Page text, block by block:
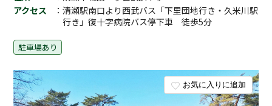
お気に入りに追加
アクセス
：清瀬駅南口より西武バス「下里団地行き・久米川駅
行き」復十字病院バス停下車 徒歩5分
駐車場あり